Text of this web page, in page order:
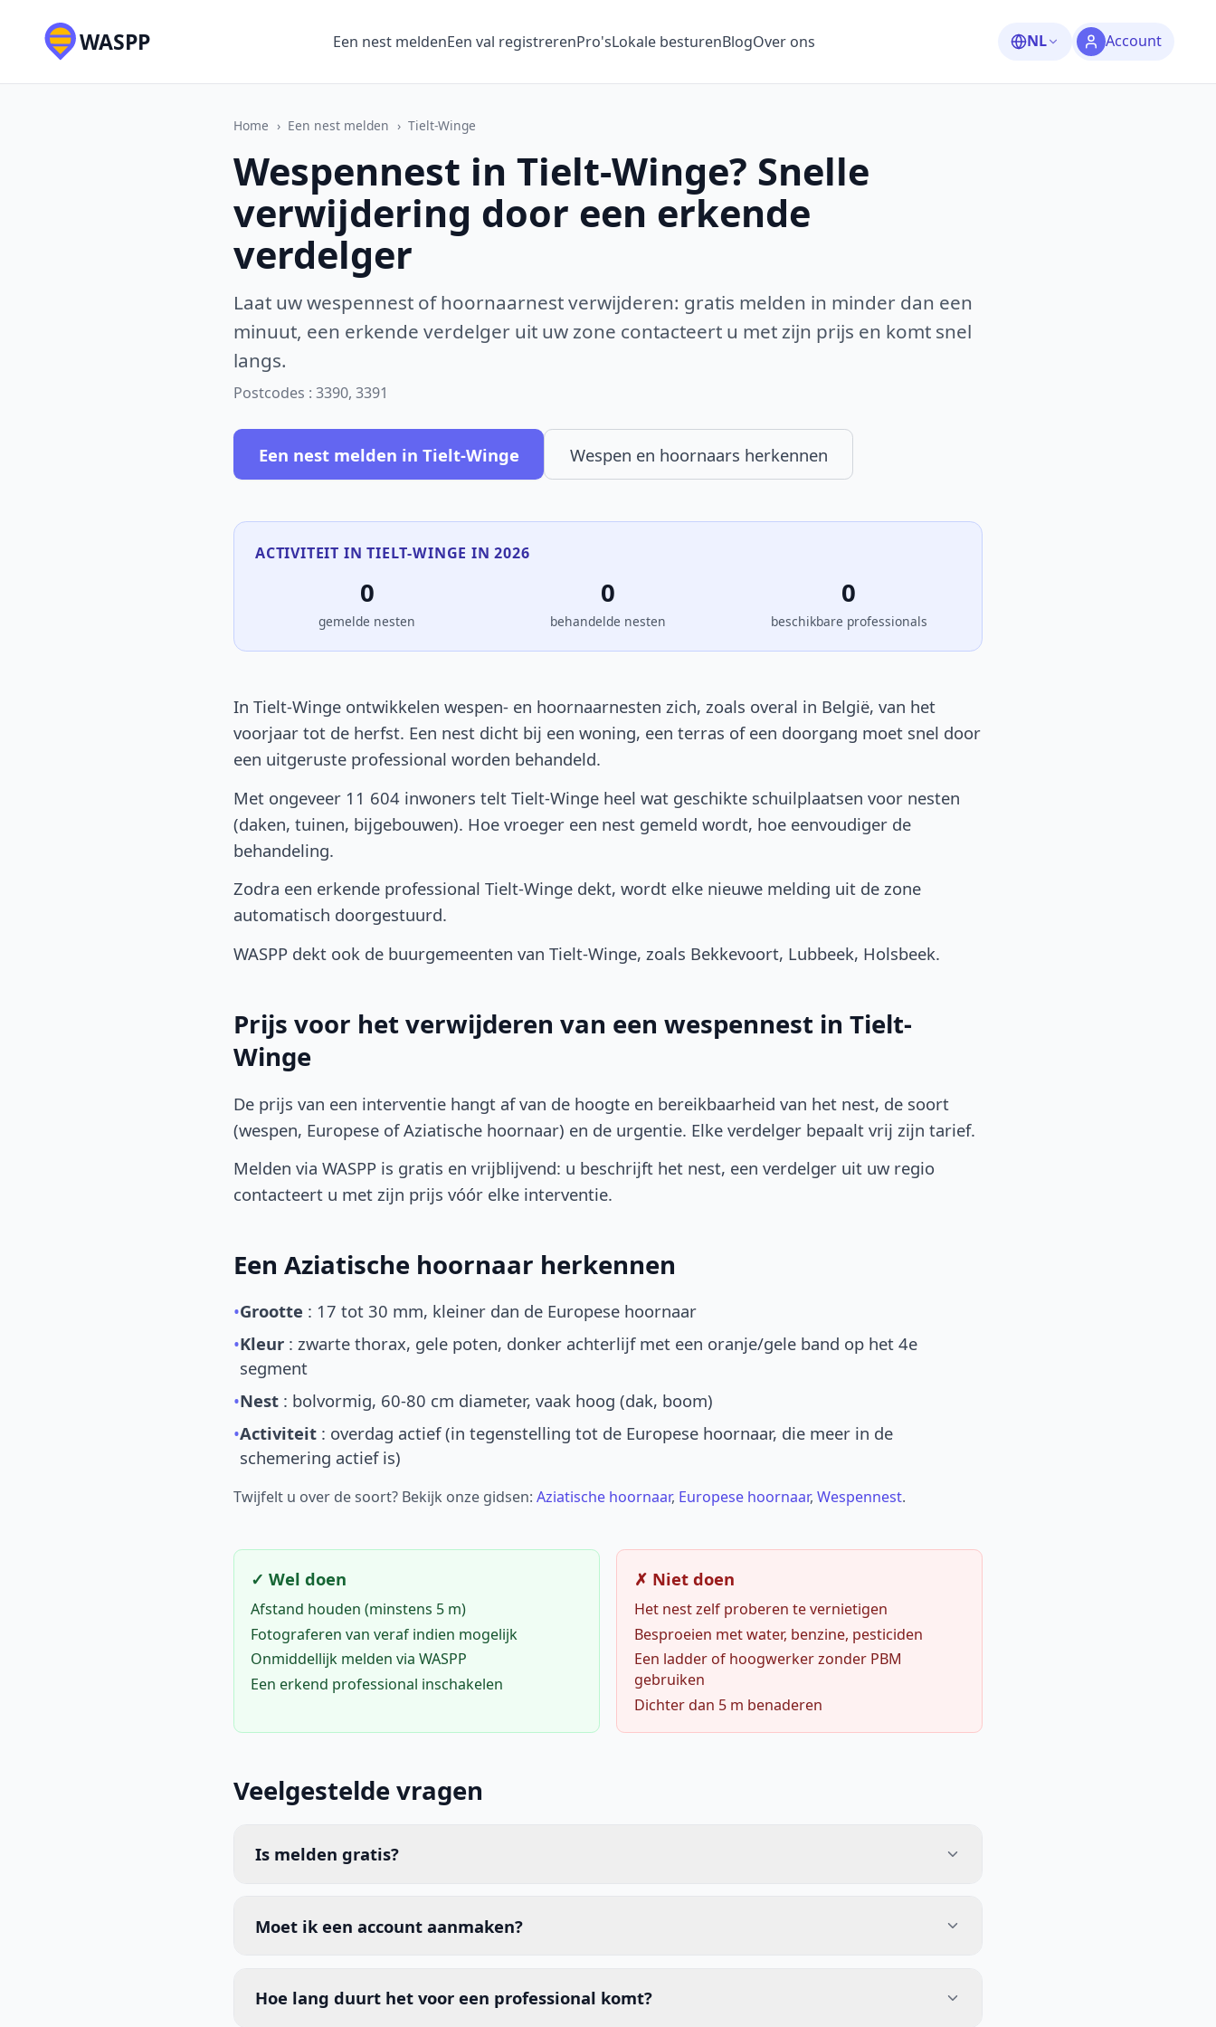
WASPP Een nest meldenEen val registrerenPro'sLokale besturenBlogOver ons NL Account
Home › Een nest melden › Tielt-Winge
Wespennest in Tielt-Winge? Snelle
verwijdering door een erkende
verdelger
Laat uw wespennest of hoornaarnest verwijderen: gratis melden in minder dan een
minuut, een erkende verdelger uit uw zone contacteert u met zijn prijs en komt snel
langs.
Postcodes : 3390, 3391
Een nest melden in Tielt-Winge Wespen en hoornaars herkennen
ACTIVITEIT IN TIELT-WINGE IN 2026
0
gemelde nesten
0
behandelde nesten
0
beschikbare professionals
In Tielt-Winge ontwikkelen wespen- en hoornaarnesten zich, zoals overal in België, van het
voorjaar tot de herfst. Een nest dicht bij een woning, een terras of een doorgang moet snel door
een uitgeruste professional worden behandeld.
Met ongeveer 11 604 inwoners telt Tielt-Winge heel wat geschikte schuilplaatsen voor nesten
(daken, tuinen, bijgebouwen). Hoe vroeger een nest gemeld wordt, hoe eenvoudiger de
behandeling.
Zodra een erkende professional Tielt-Winge dekt, wordt elke nieuwe melding uit de zone
automatisch doorgestuurd.
WASPP dekt ook de buurgemeenten van Tielt-Winge, zoals Bekkevoort, Lubbeek, Holsbeek.
Prijs voor het verwijderen van een wespennest in Tielt-
Winge
De prijs van een interventie hangt af van de hoogte en bereikbaarheid van het nest, de soort
(wespen, Europese of Aziatische hoornaar) en de urgentie. Elke verdelger bepaalt vrij zijn tarief.
Melden via WASPP is gratis en vrijblijvend: u beschrijft het nest, een verdelger uit uw regio
contacteert u met zijn prijs vóór elke interventie.
Een Aziatische hoornaar herkennen
•Grootte : 17 tot 30 mm, kleiner dan de Europese hoornaar
•Kleur : zwarte thorax, gele poten, donker achterlijf met een oranje/gele band op het 4e
segment
•Nest : bolvormig, 60-80 cm diameter, vaak hoog (dak, boom)
•Activiteit : overdag actief (in tegenstelling tot de Europese hoornaar, die meer in de
schemering actief is)
Twijfelt u over de soort? Bekijk onze gidsen: Aziatische hoornaar, Europese hoornaar, Wespennest.
✓ Wel doen
Afstand houden (minstens 5 m)
Fotograferen van veraf indien mogelijk
Onmiddellijk melden via WASPP
Een erkend professional inschakelen
✗ Niet doen
Het nest zelf proberen te vernietigen
Besproeien met water, benzine, pesticiden
Een ladder of hoogwerker zonder PBM
gebruiken
Dichter dan 5 m benaderen
Veelgestelde vragen
Is melden gratis?
Moet ik een account aanmaken?
Hoe lang duurt het voor een professional komt?